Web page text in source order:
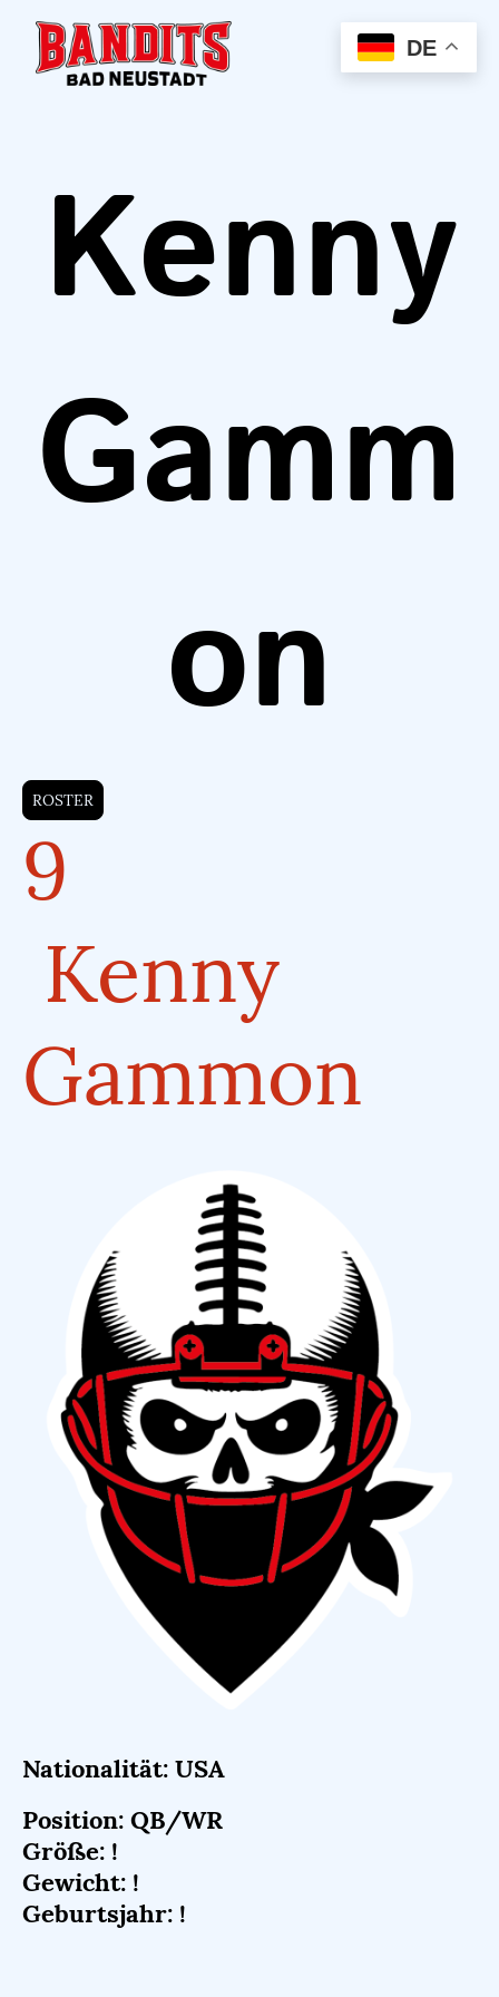
Kenny
Gamm
on
ROSTER
9
Kenny
Gammon
Nationalität: USA
Position: QB/WR
Größe: !
Gewicht: !
Geburtsjahr: !
DE